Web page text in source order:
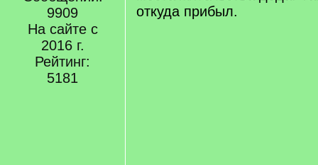
9909
На сайте с
2016 г.
Рейтинг:
5181
откуда прибыл.